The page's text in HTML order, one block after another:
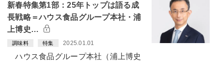
新春特集第1部：25年トップは語る成
長戦略＝ハウス食品グループ本社・浦
上博史…
調味料 特集 2025.01.01
ハウス食品グループ本社（浦上博史